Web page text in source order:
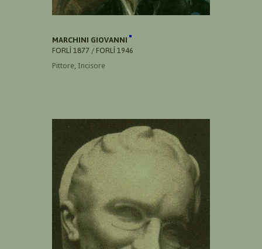
MARCHINI GIOVANNI
FORLÌ 1877 / FORLÌ 1946
Pittore, Incisore